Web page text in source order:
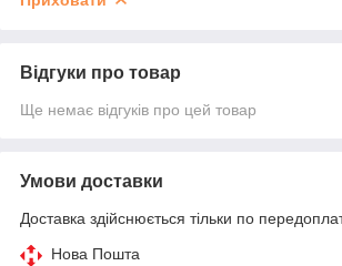
Відгуки про товар
Ще немає відгуків про цей товар
Умови доставки
Доставка здійснюється тільки по
Нова Пошта